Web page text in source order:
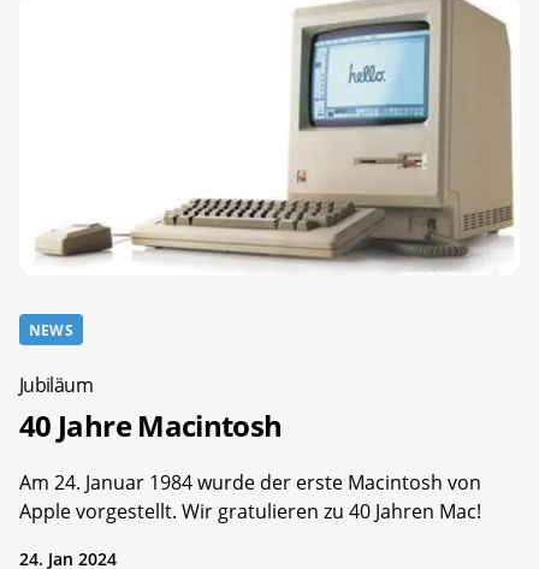
NEWS
Jubiläum
40 Jahre Macintosh
Am 24. Januar 1984 wurde der erste Macintosh von
Apple vorgestellt. Wir gratulieren zu 40 Jahren Mac!
24. Jan 2024